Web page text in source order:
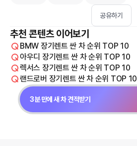
공유하기
추천 콘텐츠 이어보기
BMW 장기렌트 싼 차 순위 TOP 10
아우디 장기렌트 싼 차 순위 TOP 10
렉서스 장기렌트 싼 차 순위 TOP 10
랜드로버 장기렌트 싼 차 순위 TOP 10
3분 만에 새 차 견적받기